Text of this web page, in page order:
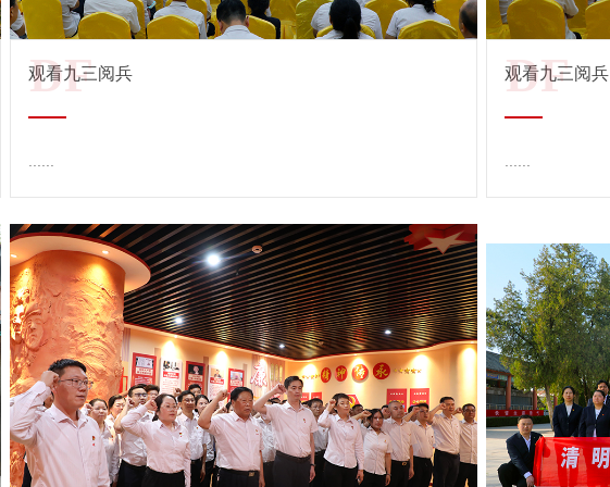
DF
观看九三阅兵
查看详情 →
DF
观看九三阅兵